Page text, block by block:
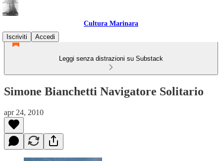
Cultura Marinara
Iscriviti
Accedi
Leggi senza distrazioni su Substack
Simone Bianchetti Navigatore Solitario
apr 24, 2010